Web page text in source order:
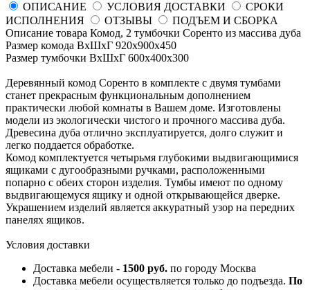
ОПИСАНИЕ
УСЛОВИЯ ДОСТАВКИ
СРОКИ
ИСПОЛНЕНИЯ
ОТЗЫВЫ
ПОДЪЕМ И СБОРКА
Описание товара Комод, 2 тумбочки Соренто из массива дуба
Размер комода ВхШхГ 920х900х450
Размер тумбочки ВхШхГ 600х400х300
Деревянный комод Соренто в комплекте с двумя тумбами
станет прекрасным функциональным дополнением
практически любой комнаты в Вашем доме. Изготовлены
модели из экологически чистого и прочного массива дуба.
Древесина дуба отлично эксплуатируется, долго служит и
легко поддается обработке.
Комод комплектуется четырьмя глубокими выдвигающимися
ящиками с дугообразными ручками, расположенными
попарно с обеих сторон изделия. Тумбы имеют по одному
выдвигающемуся ящику и одной открывающейся дверке.
Украшением изделий является аккуратный узор на передних
панелях ящиков.
Условия доставки
Доставка мебели - 1500 руб. по городу Москва
Доставка мебели осуществляется только до подъезда. По